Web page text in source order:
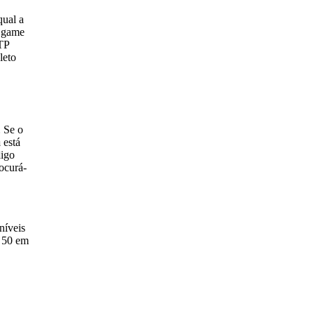
a
Se o
em